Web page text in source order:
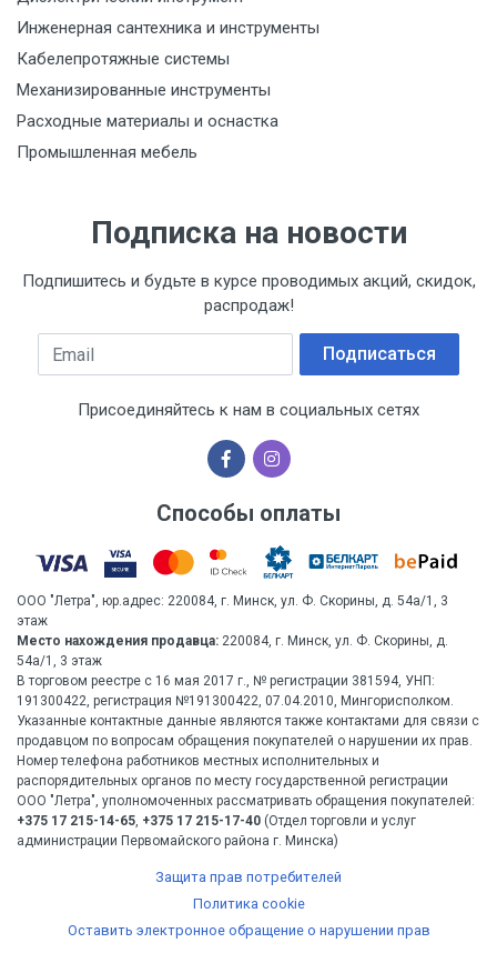
Инженерная сантехника и инструменты
Кабелепротяжные системы
Механизированные инструменты
Расходные материалы и оснастка
Промышленная мебель
Подписка на новости
Подпишитесь и будьте в курсе проводимых акций, скидок,
распродаж!
Email Подписаться
Присоединяйтесь к нам в социальных сетях
Способы оплаты
ООО "Летра", юр.адрес: 220084, г. Минск, ул. Ф. Скорины, д. 54а/1, 3
этаж
Место нахождения продавца: 220084, г. Минск, ул. Ф. Скорины, д.
54а/1, 3 этаж
В торговом реестре с 16 мая 2017 г., № регистрации 381594, УНП:
191300422, регистрация №191300422, 07.04.2010, Мингорисполком.
Указанные контактные данные являются также контактами для связи с
продавцом по вопросам обращения покупателей о нарушении их прав.
Номер телефона работников местных исполнительных и
распорядительных органов по месту государственной регистрации
ООО "Летра", уполномоченных рассматривать обращения покупателей:
+375 17 215-14-65, +375 17 215-17-40 (Отдел торговли и услуг
администрации Первомайского района г. Минска)
Защита прав потребителей
Политика cookie
Оставить электронное обращение о нарушении прав